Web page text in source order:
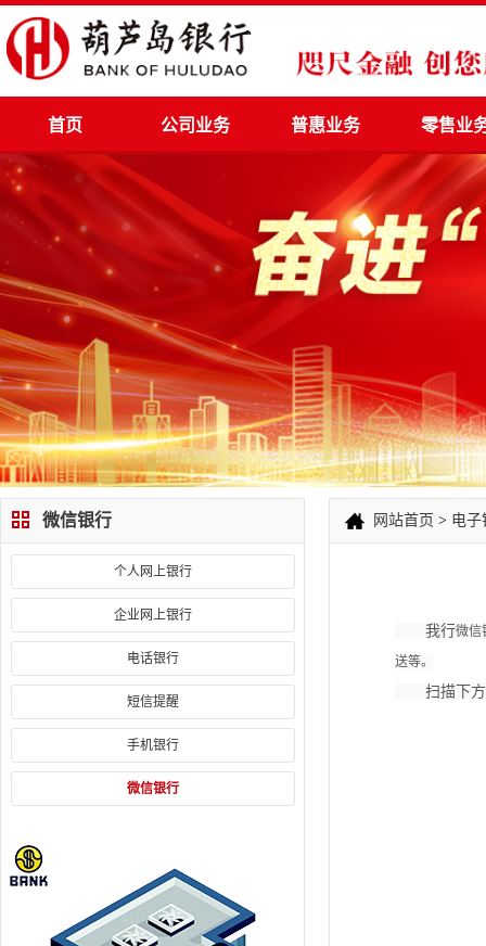
首页 公司业务 普惠业务 零售业
微信银行
个人网上银行
企业网上银行
电话银行
短信提醒
手机银行
微信银行
网站首页 > 电子
我行微信
送等。
扫描下方